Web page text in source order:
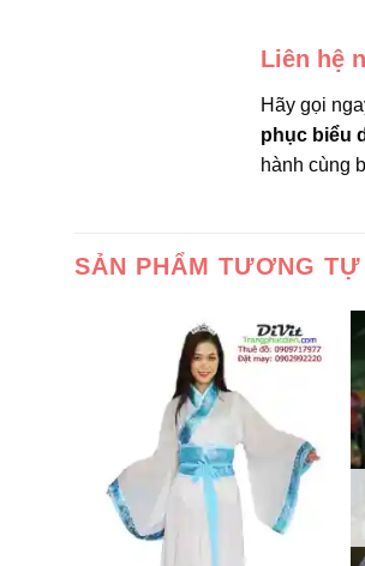
Liên hệ
Hãy gọi
phục biểu
hành cùng
SẢN PHẨM TƯƠNG TỰ